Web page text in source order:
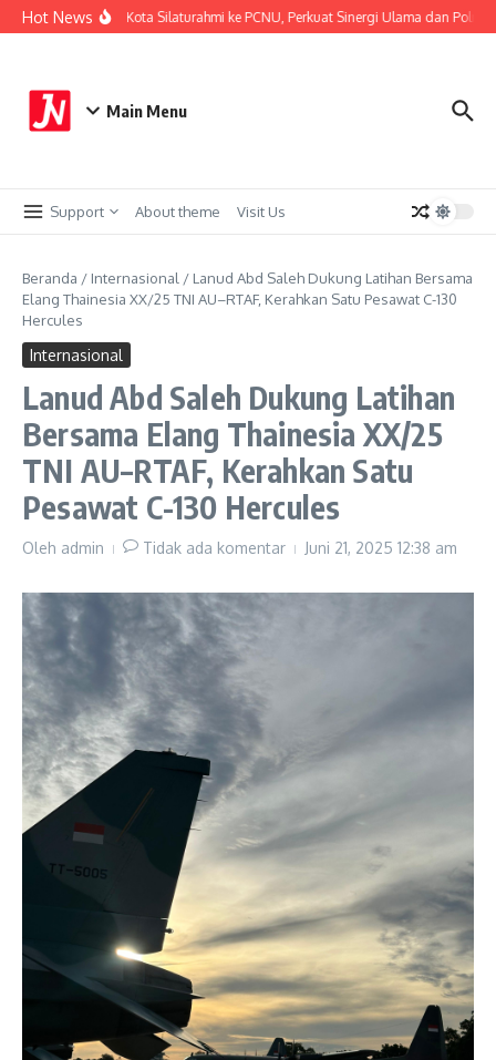
Lewati ke konten
Hot NewsMalang Kota Silaturahmi ke PCNU, Perkuat Sinergi Ulama dan Polri
Main Menu
Support About theme Visit Us
Beranda / Internasional / Lanud Abd Saleh Dukung Latihan Bersama
Elang Thainesia XX/25 TNI AU–RTAF, Kerahkan Satu Pesawat C-130
Hercules
Internasional
Lanud Abd Saleh Dukung Latihan
Bersama Elang Thainesia XX/25
TNI AU–RTAF, Kerahkan Satu
Pesawat C-130 Hercules
Oleh admin Tidak ada komentar Juni 21, 2025 12:38 am